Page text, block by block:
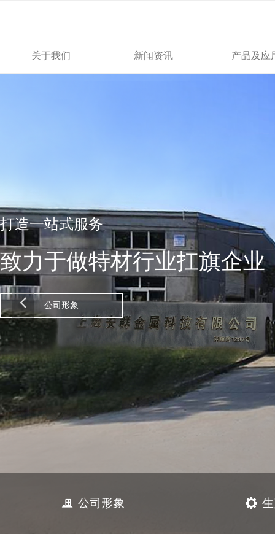
关于我们 新闻资讯 产品及应
打造一站式服务
致力于做特材行业扛旗企业
公司形象
넳
끶
끉 公司形象